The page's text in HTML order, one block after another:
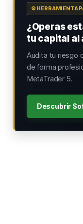
⚙️ HERRAMIENTA
¿Operas
tu capital al
Audita tu riesgo
de forma
MetaTrader 5.
Descubrir